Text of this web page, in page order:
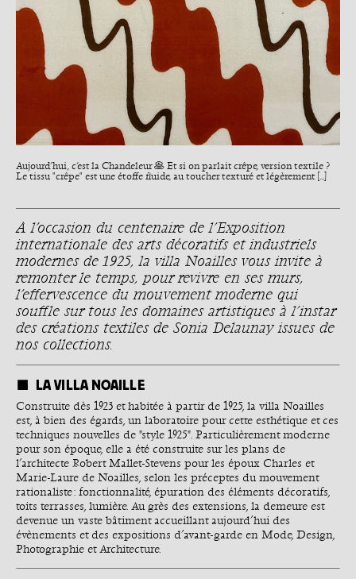
Aujourd’hui, c’est la Chandeleur 🥞 Et si on parlait crêpe, version textile ?
Le tissu "crêpe" est une étoffe fluide, au toucher texturé et légèrement [...]
À l’occasion du centenaire de l’Exposition
internationale des arts décoratifs et industriels
modernes de 1925, la villa Noailles vous invite à
remonter le temps, pour revivre en ses murs,
l’effervescence du mouvement moderne qui
souffle sur tous les domaines artistiques à l’instar
des créations textiles de Sonia Delaunay issues de
nos collections.
LA VILLA NOAILLE
Construite dès 1923 et habitée à partir de 1925, la villa Noailles
est, à bien des égards, un laboratoire pour cette esthétique et ces
techniques nouvelles de "style 1925". Particulièrement moderne
pour son époque, elle a été construite sur les plans de
l’architecte Robert Mallet-Stevens pour les époux Charles et
Marie-Laure de Noailles, selon les préceptes du mouvement
rationaliste : fonctionnalité, épuration des éléments décoratifs,
toits terrasses, lumière. Au grès des extensions, la demeure est
devenue un vaste bâtiment accueillant aujourd’hui des
évènements et des expositions d’avant-garde en Mode, Design,
Photographie et Architecture.